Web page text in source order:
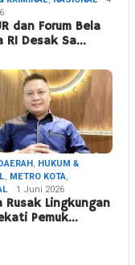
dan Forum Bela
RI Desak Sa…
, HUKUM &
, METRO KOTA,
1 Juni 2026
Rusak Lingkungan
Pemuk…